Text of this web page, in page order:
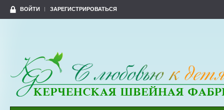
ВОЙТИ ЗАРЕГИСТРИРОВАТЬСЯ